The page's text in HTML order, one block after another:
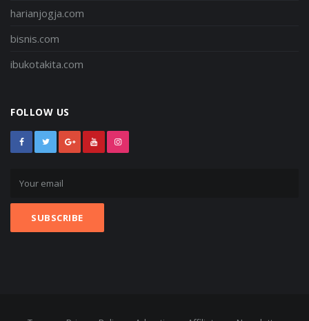
harianjogja.com
bisnis.com
ibukotakita.com
FOLLOW US